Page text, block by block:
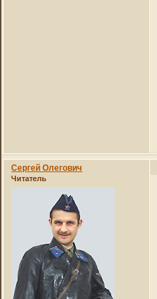
Сергей Олегович
Читатель